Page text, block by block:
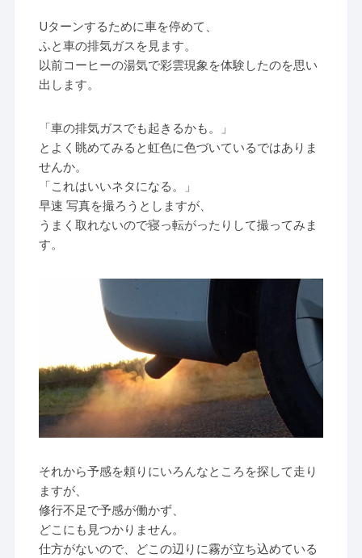
Uターンするために車を停めて、
ふと車の排気ガスを見ます。
以前コーヒーの湯気で彩雲現象を体験したのを思い
出します。
「車の排気ガスでも起きるかも。」
とよく眺めてみると虹色に色づいているではありま
せんか。
「これはいいネタになる。」
早速 写真を撮ろうとしますが、
うまく取れないので寝っ転がったりして撮ってみま
す。
それから予感を頼りにいろんなところを探して走り
ますが、
修行不足で予感が働かず、
どこにも見つかりません。
仕方がないので、どこの辺りに霧が立ち込めている